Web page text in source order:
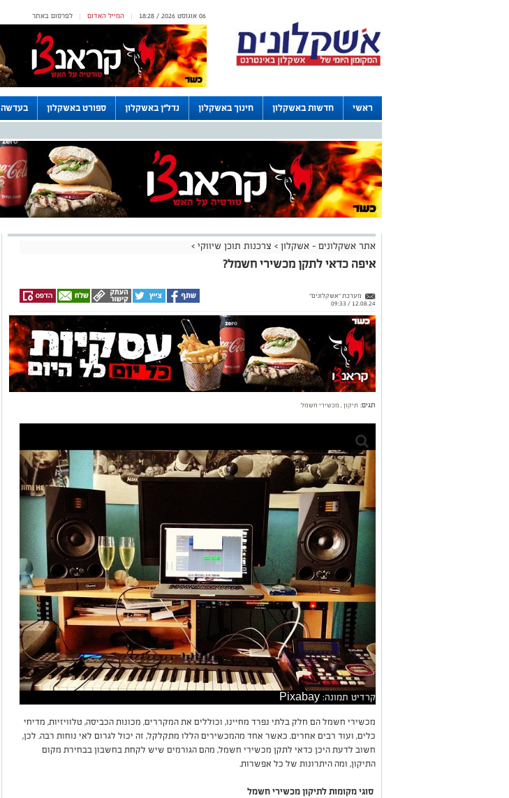
לפרסום באתר | המייל האדום | 06 אוגוסט 2026 / 18:28
ראשי חדשות באשקלון חינוך באשקלון נדל"ן באשקלון ספורט באשקלון בעדשה
אתר אשקלונים - אשקלון > צרכנות תוכן שיווקי >
איפה כדאי לתקן מכשירי חשמל?
מערכת "אשקלונים"
12.08.24 / 09:33
תגים: תיקון, מכשירי חשמל
קרדיט תמונה: Pixabay
מכשירי חשמל הם חלק בלתי נפרד מחיינו, וכוללים את המקררים, מכונות הכביסה, טלוויזיות, מדיחי
כלים, ועוד רבים אחרים. כאשר אחד מהמכשירים הללו מתקלקל, זה יכול לגרום לאי נוחות רבה. לכן,
חשוב לדעת היכן כדאי לתקן מכשירי חשמל, מהם הגורמים שיש לקחת בחשבון בבחירת מקום
התיקון, ומה היתרונות של כל אפשרות.
סוגי מקומות לתיקון מכשירי חשמל